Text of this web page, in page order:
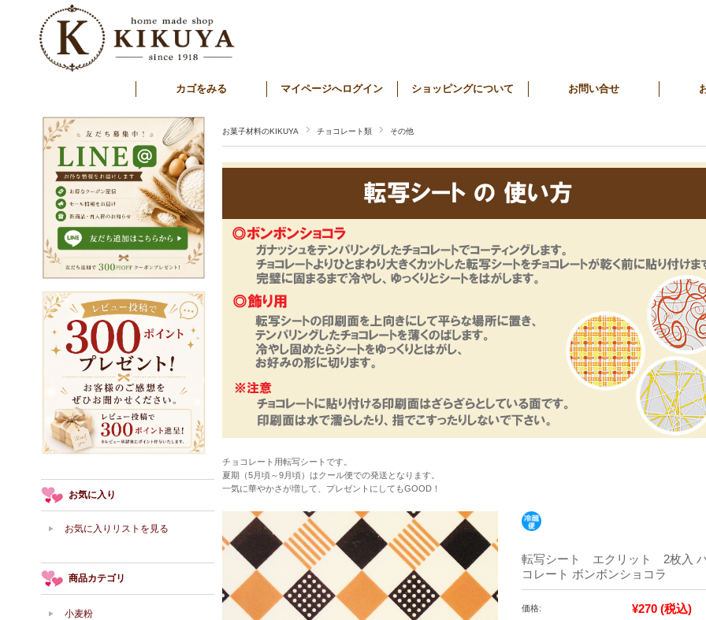
カゴをみる マイページへログイン ショッピングについて お問い合せ
お菓子材料のKIKUYA チョコレート類 その他
チョコレート用転写シートです。
夏期（5月頃～9月頃）はクール便での発送となります。
一気に華やかさが増して、プレゼントにしてもGOOD！
転写シート エクリット 2枚入
コレート ボンボンショコラ
価格: ¥270 (税込)
お気に入り
お気に入りリストを見る
商品カテゴリ
小麦粉